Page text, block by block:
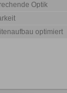
Optik
optimiert